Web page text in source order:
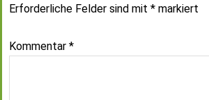
Erforderliche Felder sind mit * markiert
Kommentar *